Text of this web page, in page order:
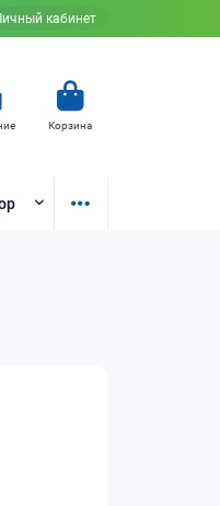
кабинет
Корзина